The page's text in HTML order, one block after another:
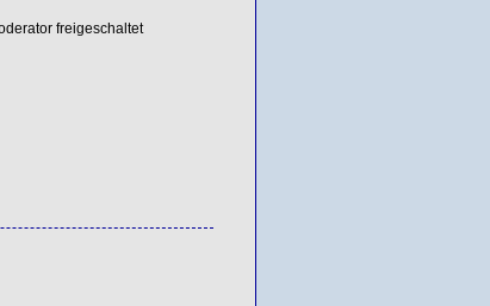
freigeschaltet